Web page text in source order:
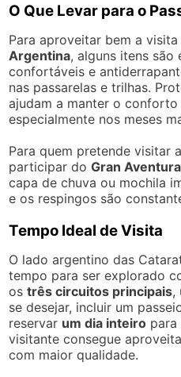
O Que Levar para o
Para aproveitar bem a
Argentina, alguns itens são
confortáveis e
nas passarelas e trilhas.
ajudam a manter o
especialmente nos meses
Para quem pretende visitar
participar doGran Aventura
capa de chuva ou mochila
e os respingos são
Tempo Ideal de Visita
O lado argentino das
tempo para ser explorado
ostrês circuitos principais,
se desejar, incluir um
reservar um dia inteiro para
visitante consegue
com maior qualidade.